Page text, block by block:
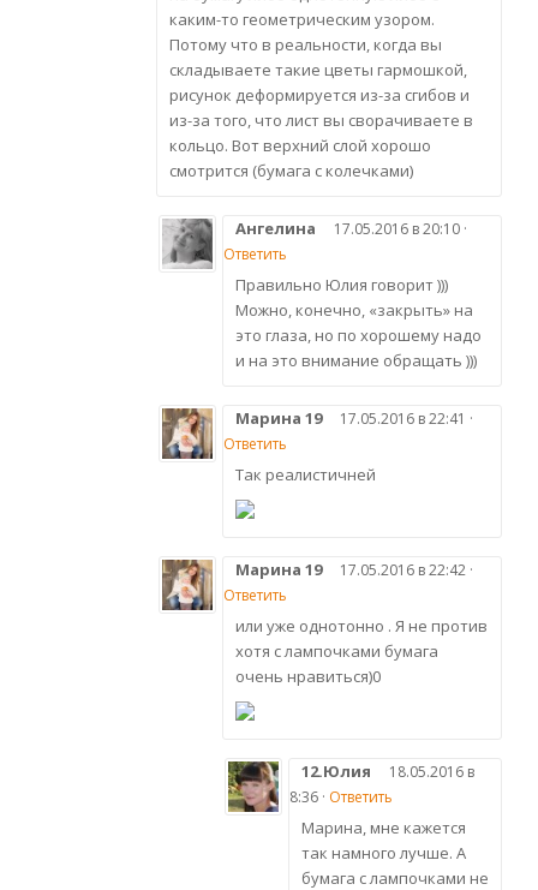
каким-то геометрическим узором.
Потому что в реальности, когда вы
складываете такие цветы гармошкой,
рисунок деформируется из-за сгибов и
из-за того, что лист вы сворачиваете в
кольцо. Вот верхний слой хорошо
смотрится (бумага с колечками)
Ангелина
17.05.2016 в 20:10 ·
Ответить
Правильно Юлия говорит )))
Можно, конечно, «закрыть» на
это глаза, но по хорошему надо
и на это внимание обращать )))
Марина 19
17.05.2016 в 22:41 ·
Ответить
Так реалистичней
Марина 19
17.05.2016 в 22:42 ·
Ответить
или уже однотонно . Я не против
хотя с лампочками бумага
очень нравиться)0
12.Юлия
18.05.2016 в
8:36 · Ответить
Марина, мне кажется
так намного лучше. А
бумага с лампочками не